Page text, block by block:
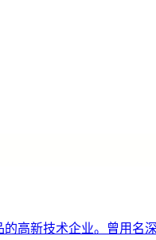
高新技术企业。曾用